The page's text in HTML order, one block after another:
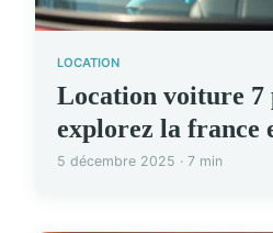
LOCATION
Location voiture 7
explorez la france
5 décembre 2025 · 7 min